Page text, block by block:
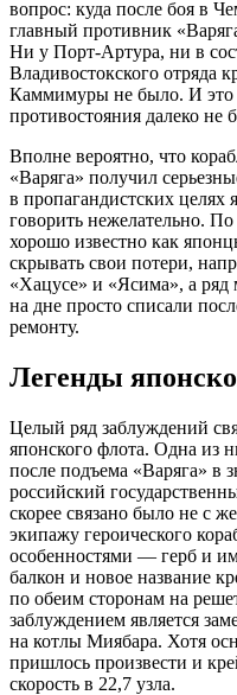
вопрос: куда после боя в
главный противник
Ни у Порт-Артура, ни в
Владивостокского отряда
Каммимуры не было. И это
противостояния далеко не
Вполне вероятно, что
«Варяга» получил
в пропагандистских целях
говорить нежелательно.
хорошо известно как
скрывать свои потери,
«Хацусе» и «Ясима», а
на дне просто списали
ремонту.
Легенды
Целый ряд заблуждений
японского флота. Одна из
после подъема «Варяга» в
российский
скорее связано было не с
экипажу героического
особенностями — герб и
балкон и новое название
по обеим сторонам на
заблуждением является
на котлы Миябара. Хотя
пришлось произвести и
скорость в 22,7 узла.